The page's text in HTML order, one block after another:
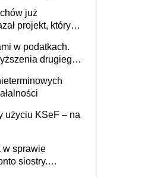
już
projekt, który
w podatkach.
drugiego
użyciu KSeF – na
w sprawie
siostry.